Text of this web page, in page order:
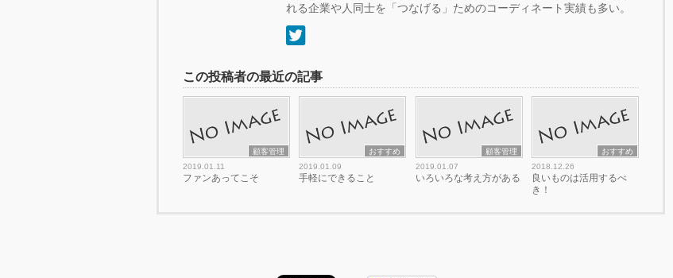
れる企業や人同士を「つなげる」ためのコーディネート実績も多い。
この投稿者の最近の記事
顧客管理
2019.01.11
ファンあってこそ
おすすめ
2019.01.09
手軽にできること
顧客管理
2019.01.07
いろいろな考え方がある
おすすめ
2018.12.26
良いものは活用するべ
き！